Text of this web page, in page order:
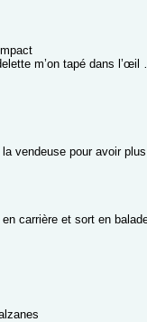
m’on tapé dans l’œil
vendeuse pour avoir plus
carrière et sort en